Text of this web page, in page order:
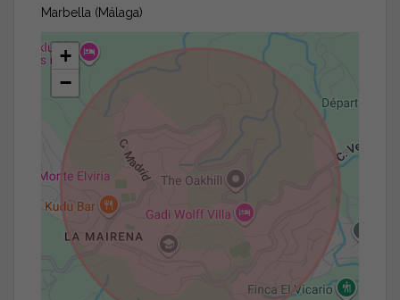
Marbella (Málaga)
+
−